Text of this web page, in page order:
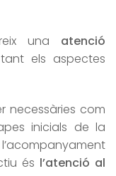
una atenció
els aspectes
necessàries com
inicials de la
és l’atenció al